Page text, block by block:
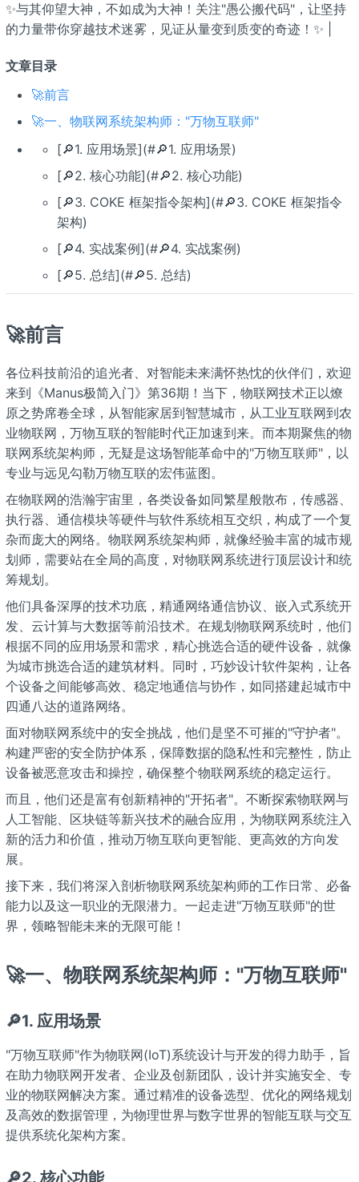
✨与其仰望大神，不如成为大神！关注"愚公搬代码"，让坚持
的力量带你穿越技术迷雾，见证从量变到质变的奇迹！✨ |
文章目录
🚀前言
🚀一、物联网系统架构师："万物互联师"
[🔎1. 应用场景](#🔎1. 应用场景)
[🔎2. 核心功能](#🔎2. 核心功能)
[🔎3. COKE 框架指令架构](#🔎3. COKE 框架指令
架构)
[🔎4. 实战案例](#🔎4. 实战案例)
[🔎5. 总结](#🔎5. 总结)
🚀前言
各位科技前沿的追光者、对智能未来满怀热忱的伙伴们，欢迎
来到《Manus极简入门》第36期！当下，物联网技术正以燎
原之势席卷全球，从智能家居到智慧城市，从工业互联网到农
业物联网，万物互联的智能时代正加速到来。而本期聚焦的物
联网系统架构师，无疑是这场智能革命中的"万物互联师"，以
专业与远见勾勒万物互联的宏伟蓝图。
在物联网的浩瀚宇宙里，各类设备如同繁星般散布，传感器、
执行器、通信模块等硬件与软件系统相互交织，构成了一个复
杂而庞大的网络。物联网系统架构师，就像经验丰富的城市规
划师，需要站在全局的高度，对物联网系统进行顶层设计和统
筹规划。
他们具备深厚的技术功底，精通网络通信协议、嵌入式系统开
发、云计算与大数据等前沿技术。在规划物联网系统时，他们
根据不同的应用场景和需求，精心挑选合适的硬件设备，就像
为城市挑选合适的建筑材料。同时，巧妙设计软件架构，让各
个设备之间能够高效、稳定地通信与协作，如同搭建起城市中
四通八达的道路网络。
面对物联网系统中的安全挑战，他们是坚不可摧的"守护者"。
构建严密的安全防护体系，保障数据的隐私性和完整性，防止
设备被恶意攻击和操控，确保整个物联网系统的稳定运行。
而且，他们还是富有创新精神的"开拓者"。不断探索物联网与
人工智能、区块链等新兴技术的融合应用，为物联网系统注入
新的活力和价值，推动万物互联向更智能、更高效的方向发
展。
接下来，我们将深入剖析物联网系统架构师的工作日常、必备
能力以及这一职业的无限潜力。一起走进"万物互联师"的世
界，领略智能未来的无限可能！
🚀一、物联网系统架构师："万物互联师"
🔎1. 应用场景
"万物互联师"作为物联网(IoT)系统设计与开发的得力助手，旨
在助力物联网开发者、企业及创新团队，设计并实施安全、专
业的物联网解决方案。通过精准的设备选型、优化的网络规划
及高效的数据管理，为物理世界与数字世界的智能互联与交互
提供系统化架构方案。